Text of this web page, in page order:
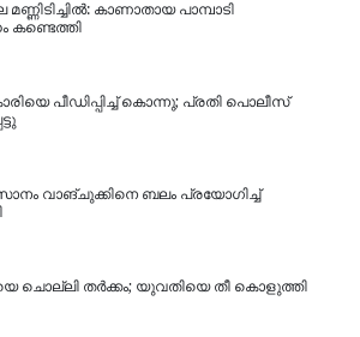
കാണാതായ പാമ്പാടി
കണ്ടെത്തി
പീഡിപ്പിച്ച് കൊന്നു; പ്രതി പൊലീസ്
വാങ്ചുക്കിനെ ബലം പ്രയോഗിച്ച്
ചൊല്ലി തര്‍ക്കം; യുവതിയെ തീ കൊളുത്തി